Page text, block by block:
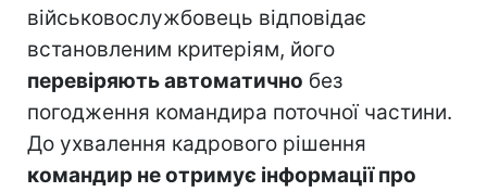
військовослужбовець відповідає
встановленим критеріям, його
перевіряють автоматично без
погодження командира поточної частини.
До ухвалення кадрового рішення
командир не отримує інформації про